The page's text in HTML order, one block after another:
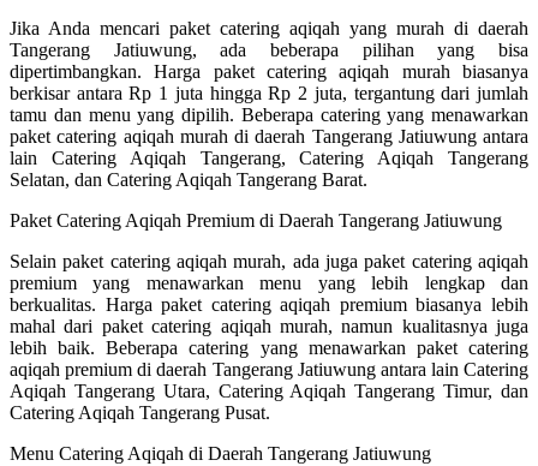
Jika Anda mencari paket catering aqiqah yang murah di daerah
Tangerang Jatiuwung, ada beberapa pilihan yang bisa
dipertimbangkan. Harga paket catering aqiqah murah biasanya
berkisar antara Rp 1 juta hingga Rp 2 juta, tergantung dari jumlah
tamu dan menu yang dipilih. Beberapa catering yang menawarkan
paket catering aqiqah murah di daerah Tangerang Jatiuwung antara
lain Catering Aqiqah Tangerang, Catering Aqiqah Tangerang
Selatan, dan Catering Aqiqah Tangerang Barat.
Paket Catering Aqiqah Premium di Daerah Tangerang Jatiuwung
Selain paket catering aqiqah murah, ada juga paket catering aqiqah
premium yang menawarkan menu yang lebih lengkap dan
berkualitas. Harga paket catering aqiqah premium biasanya lebih
mahal dari paket catering aqiqah murah, namun kualitasnya juga
lebih baik. Beberapa catering yang menawarkan paket catering
aqiqah premium di daerah Tangerang Jatiuwung antara lain Catering
Aqiqah Tangerang Utara, Catering Aqiqah Tangerang Timur, dan
Catering Aqiqah Tangerang Pusat.
Menu Catering Aqiqah di Daerah Tangerang Jatiuwung